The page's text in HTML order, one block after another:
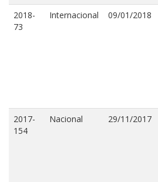
2018-
73
Internacional 09/01/2018
2017-
154
Nacional 29/11/2017